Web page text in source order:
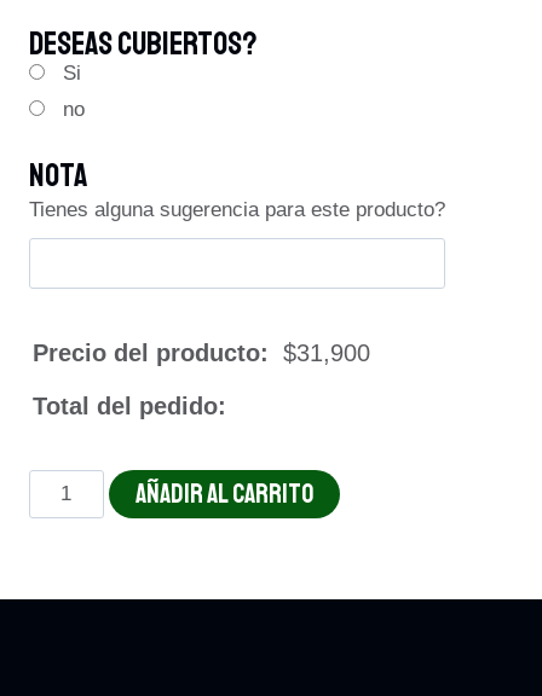
Deseas Cubiertos?
Si
no
Nota
Tienes alguna sugerencia para este producto?
Precio del producto: $31,900
Total del pedido:
CHOP
SUEY
AÑADIR AL CARRITO